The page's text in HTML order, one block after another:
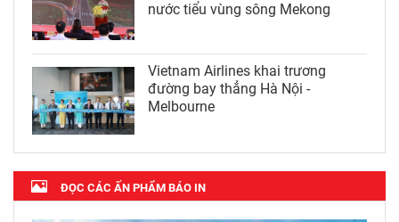
nước tiểu vùng sông Mekong
Vietnam Airlines khai trương
đường bay thẳng Hà Nội -
Melbourne
ĐỌC CÁC ẤN PHẨM BÁO IN